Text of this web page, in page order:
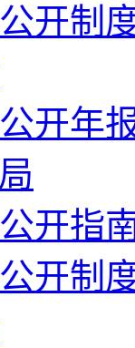
开制
开年
开指
开制